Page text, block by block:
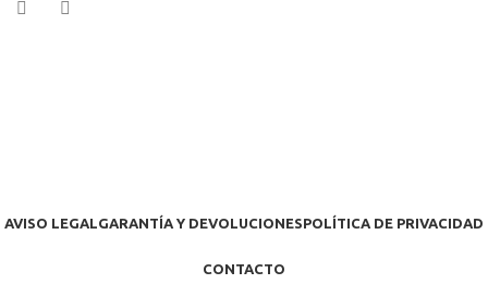
AVISO LEGALGARANTÍA Y DEVOLUCIONESPOLÍTICA DE PRIVACIDAD
CONTACTO